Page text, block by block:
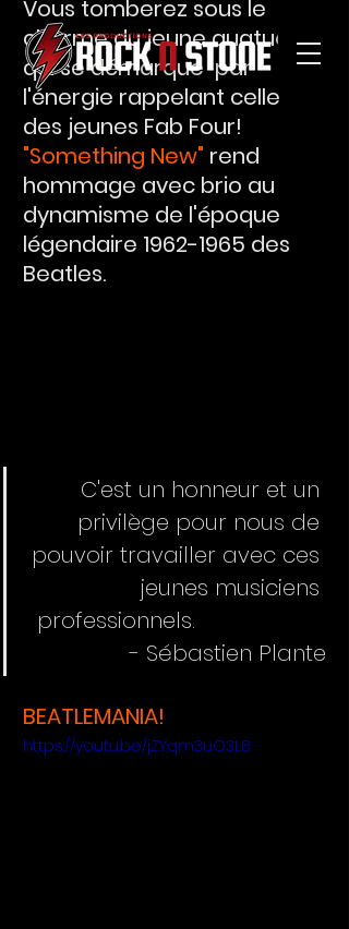
Vous tomberez sous le
charme du jeune quatuor
qui se démarque  par
l'énergie rappelant celle
des jeunes Fab Four!
"Something New" rend
hommage avec brio au
dynamisme de l'époque
légendaire 1962-1965 des
Beatles.
C'est un honneur et un
privilège pour nous de
pouvoir travailler avec ces
jeunes musiciens
professionnels.
- Sébastien Plante
BEATLEMANIA!
https://youtu.be/jZYqm3uO3L8